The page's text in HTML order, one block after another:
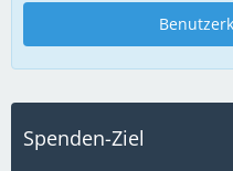
Spenden-Ziel